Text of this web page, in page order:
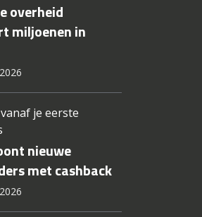
overheid
miljoenen in
je eerste
nieuwe
met cashback